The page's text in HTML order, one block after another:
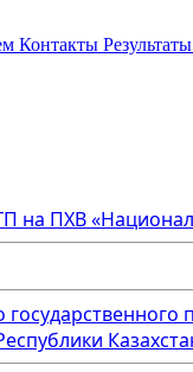
Контакты
на ПХВ